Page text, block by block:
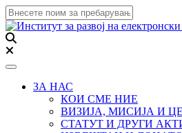
Toggle navigation
ЗА НАС
КОИ СМЕ НИЕ
ВИЗИЈА, МИСИЈА И
СТАТУТ И ДРУГИ